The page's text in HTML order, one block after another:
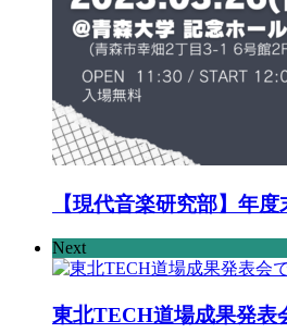
【現代音楽研究部】年
Next
東北TECH道場成果発表